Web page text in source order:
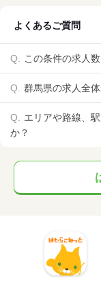
よくあるご質問
この条件の求人
群馬県の求人全
エリアや路線、
か？